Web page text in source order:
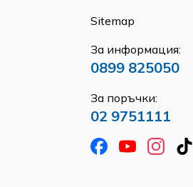
Sitemap
За информация:
0899 825050
За поръчки:
02 9751111